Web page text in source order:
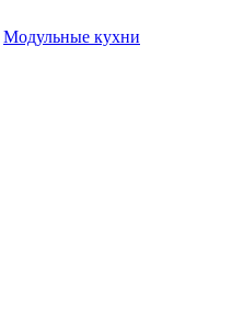
Модульные кухни